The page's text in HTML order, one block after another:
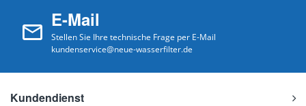
E-Mail
Stellen Sie Ihre technische Frage per E-Mail
kundenservice@neue-wasserfilter.de
Kundendienst